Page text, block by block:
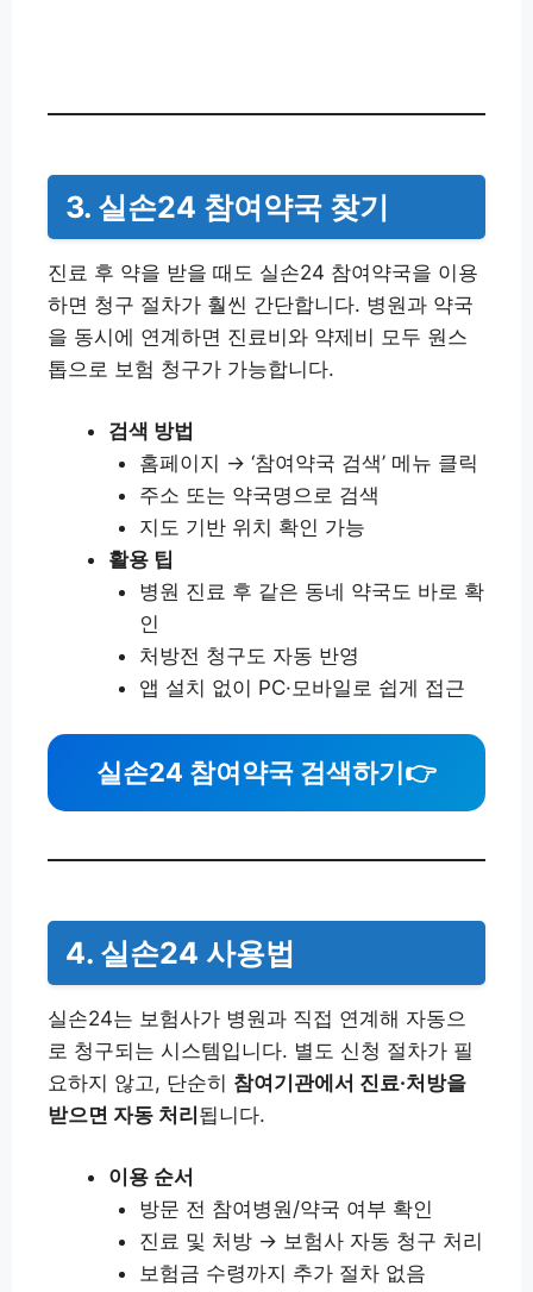
3. 실손24 참여약국 찾기
진료 후 약을 받을 때도 실손24 참여약국을 이용
하면 청구 절차가 훨씬 간단합니다. 병원과 약국
을 동시에 연계하면 진료비와 약제비 모두 원스
톱으로 보험 청구가 가능합니다.
검색 방법
홈페이지 → ‘참여약국 검색’ 메뉴 클릭
주소 또는 약국명으로 검색
지도 기반 위치 확인 가능
활용 팁
병원 진료 후 같은 동네 약국도 바로 확
인
처방전 청구도 자동 반영
앱 설치 없이 PC·모바일로 쉽게 접근
실손24 참여약국 검색하기👉
4. 실손24 사용법
실손24는 보험사가 병원과 직접 연계해 자동으
로 청구되는 시스템입니다. 별도 신청 절차가 필
요하지 않고, 단순히 참여기관에서 진료·처방을
받으면 자동 처리 됩니다.
이용 순서
방문 전 참여병원/약국 여부 확인
진료 및 처방 → 보험사 자동 청구 처리
보험금 수령까지 추가 절차 없음